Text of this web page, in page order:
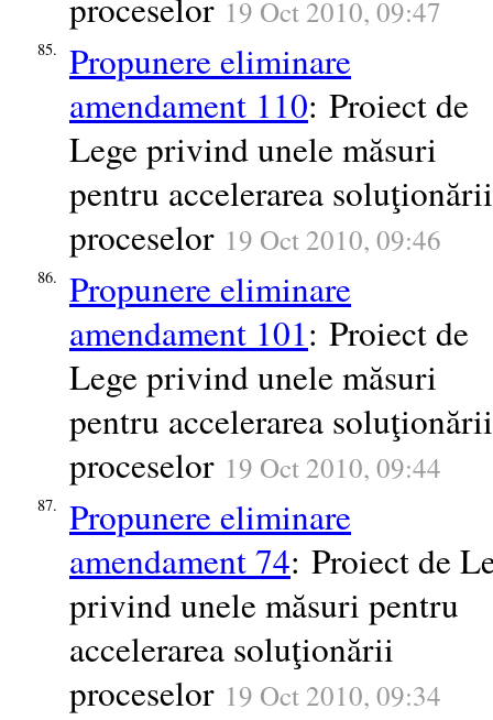
19 Oct 2010, 09:47
85.
Propunere eliminare
amendament 110: Proiect de
Lege privind unele măsuri
pentru accelerarea soluţionării
proceselor 19 Oct 2010, 09:46
86.
Propunere eliminare
amendament 101: Proiect de
Lege privind unele măsuri
pentru accelerarea soluţionării
proceselor 19 Oct 2010, 09:44
87.
Propunere eliminare
amendament 74: Proiect de
privind unele măsuri pentru
accelerarea soluţionării
proceselor 19 Oct 2010, 09:34